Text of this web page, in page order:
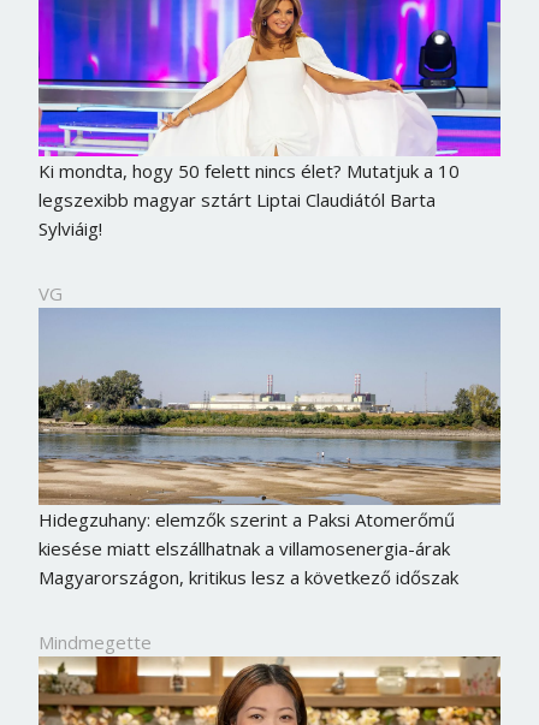
Ki mondta, hogy 50 felett nincs élet? Mutatjuk a 10
legszexibb magyar sztárt Liptai Claudiától Barta
Sylviáig!
VG
Hidegzuhany: elemzők szerint a Paksi Atomerőmű
kiesése miatt elszállhatnak a villamosenergia-árak
Magyarországon, kritikus lesz a következő időszak
Mindmegette